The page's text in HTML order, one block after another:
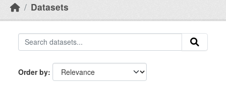
Datasets
Order by